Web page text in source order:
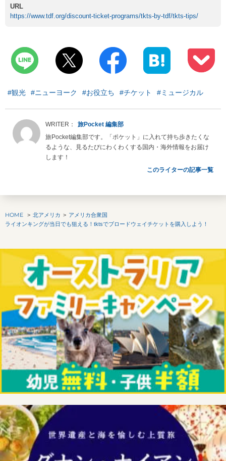
URL
https://www.tdf.org/discount-ticket-programs/tkts-by-tdf/tkts-tips/
#観光 #ニューヨーク #お役立ち #チケット #ミュージカル
旅Pocket 編集部
旅Pocket編集部です。「ポケット」に入れて持ち歩きたくな
るような、見るたびにわくわくする国内・海外情報をお届け
します！
このライターの記事一覧
HOME 北アメリカ
アメリカ合衆国
ライオンキングが当日でも狙える！tktsでブロードウェイチケットを購入しよう！